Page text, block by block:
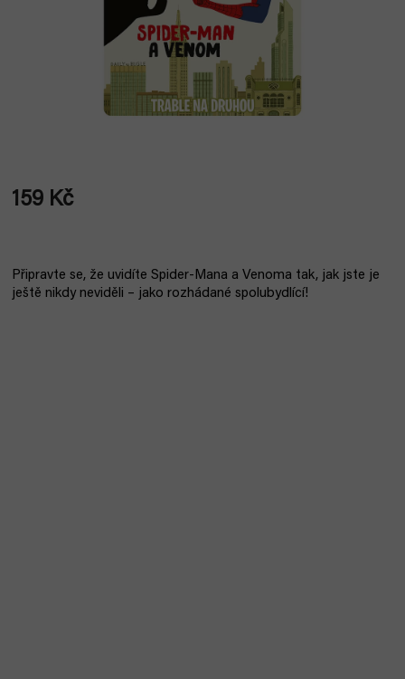
159 Kč
Připravte se, že uvidíte Spider-Mana a Venoma tak, jak jste je
ještě nikdy neviděli – jako rozhádané spolubydlící!